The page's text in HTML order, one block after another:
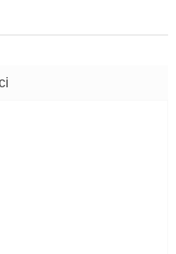
je 5 z 5 hvězdiček.
je 5 z 5 hvězdiček.